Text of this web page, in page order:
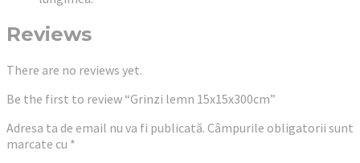
Reviews
There are no reviews yet.
Be the first to review “Grinzi lemn 15x15x300cm”
Adresa ta de email nu va fi publicată. Câmpurile obligatorii sunt
marcate cu *